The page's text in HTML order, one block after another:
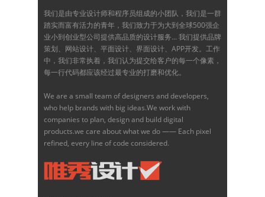
我们是由专业设计师和程序员组成的小团队，我们是一群
踏实而富有活力的青年，我们致力于为大到全球500强企
业小到创业型公司提供高品质的设计服务... 我们提供品牌
策划、网站设计、平面设计、界面设计、APP开发。工作
中，我们非常执着，我们认为提交给客户的每一个像素，
每一行代码都应该经过最专业的打磨和优化。
We are a small team of designers and developers,
who help brands with big ideas.We work with
companies to plan, design and build digital
products.we care about what we do —— Each pixel
refined, every line of code considered.